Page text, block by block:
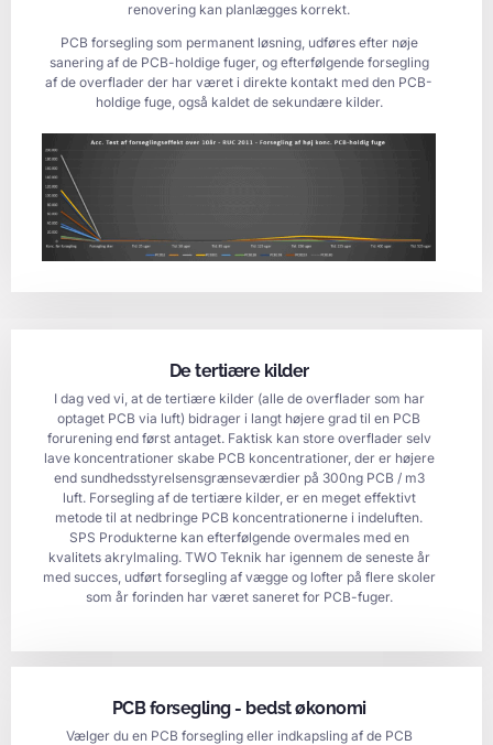
renovering kan planlægges korrekt.
PCB forsegling som permanent løsning, udføres efter nøje
sanering af de PCB-holdige fuger, og efterfølgende forsegling
af de overflader der har været i direkte kontakt med den PCB-
holdige fuge, også kaldet de sekundære kilder.
De tertiære kilder
I dag ved vi, at de tertiære kilder (alle de overflader som har
optaget PCB via luft) bidrager i langt højere grad til en PCB
forurening end først antaget. Faktisk kan store overflader selv
lave koncentrationer skabe PCB koncentrationer, der er højere
end sundhedsstyrelsensgrænseværdier på 300ng PCB / m3
luft. Forsegling af de tertiære kilder, er en meget effektivt
metode til at nedbringe PCB koncentrationerne i indeluften.
SPS Produkterne kan efterfølgende overmales med en
kvalitets akrylmaling. TWO Teknik har igennem de seneste år
med succes, udført forsegling af vægge og lofter på flere skoler
som år forinden har været saneret for PCB-fuger.
PCB forsegling - bedst økonomi
Vælger du en PCB forsegling eller indkapsling af de PCB